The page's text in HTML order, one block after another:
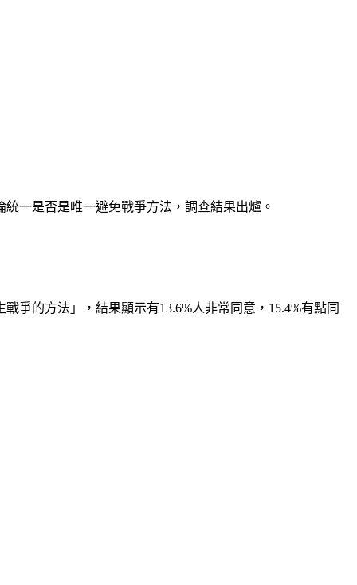
一是否是唯一避免戰爭方法，調查結果出爐。
爭的方法」，結果顯示有13.6%人非常同意，15.4%有點同